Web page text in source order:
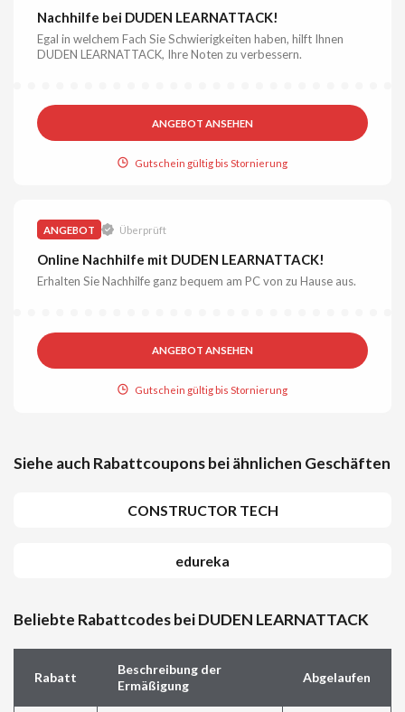
Nachhilfe bei DUDEN LEARNATTACK!
Egal in welchem Fach Sie Schwierigkeiten haben, hilft Ihnen
DUDEN LEARNATTACK, Ihre Noten zu verbessern.
ANGEBOT ANSEHEN
Gutschein gültig bis Stornierung
ANGEBOT Überprüft
Online Nachhilfe mit DUDEN LEARNATTACK!
Erhalten Sie Nachhilfe ganz bequem am PC von zu Hause aus.
ANGEBOT ANSEHEN
Gutschein gültig bis Stornierung
Siehe auch Rabattcoupons bei ähnlichen Geschäften
CONSTRUCTOR TECH
edureka
Beliebte Rabattcodes bei DUDEN LEARNATTACK
Rabatt
Beschreibung der
Ermäßigung
Abgelaufen